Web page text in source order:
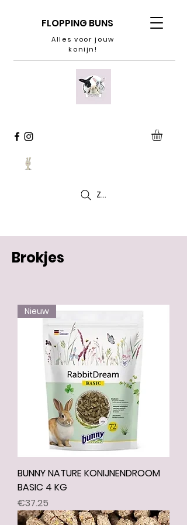
FLOPPING BUNS
Alles voor jouw
konijn!
Zoeken
Brokjes
Nieuw
BUNNY NATURE KONIJNENDROOM
BASIC 4 KG
Price
€37.25